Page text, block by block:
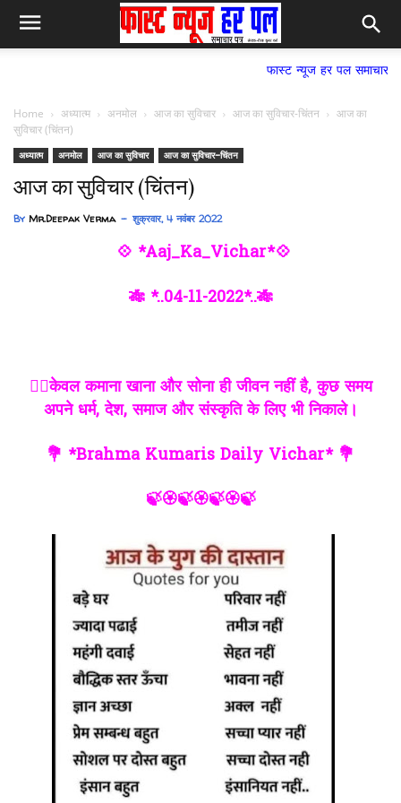
फास्ट न्यूज हर पल समाचार पत्र,
Home अध्यात्म अनमोल आज का सुविचार आज का सुविचार-चिंतन
आज का
सुविचार (चिंतन)
अध्यात्म अनमोल आज का सुविचार आज का सुविचार-चिंतन
आज का सुविचार (चिंतन)
By Mr.Deepak Verma शुक्रवार, 4 नवंबर 2022
💠 *Aaj_Ka_Vichar*💠
🎋 *..04-11-2022*..🎋
✍🏻केवल कमाना खाना और सोना ही जीवन नहीं है, कुछ समय
अपने धर्म, देश, समाज और संस्कृति के लिए भी निकाले।
💐 *Brahma Kumaris Daily Vichar* 💐
🍃🏵🍃🏵🍃🏵🍃